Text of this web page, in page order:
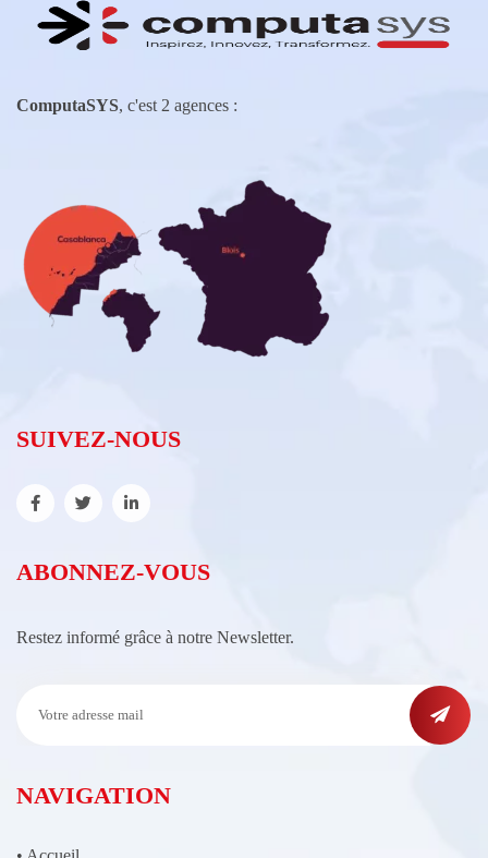
ComputaSYS, c'est 2 agences :
SUIVEZ-NOUS
ABONNEZ-VOUS
Restez informé grâce à notre Newsletter.
NAVIGATION